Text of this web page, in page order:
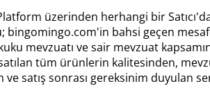
üzerinden herhangi bir
bingomingo.com'in bahsi geçen
mevzuatı ve sair mevzuat
tüm ürünlerin kalitesinden,
satış sonrası gereksinim duyulan